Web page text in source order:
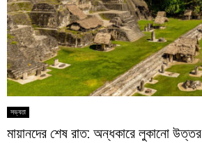
সভ্যতা
মায়ানদের শেষ রাত: অন্ধকারে লুকানো উত্তর